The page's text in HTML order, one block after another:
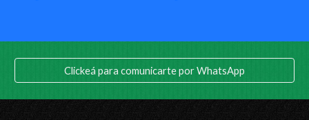
Clickeá para comunicarte por WhatsApp